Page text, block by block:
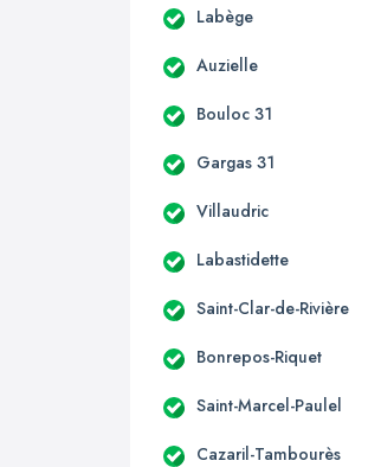
Labège
Auzielle
Bouloc 31
Gargas 31
Villaudric
Labastidette
Saint-Clar-de-Rivière
Bonrepos-Riquet
Saint-Marcel-Paulel
Cazaril-Tambourès